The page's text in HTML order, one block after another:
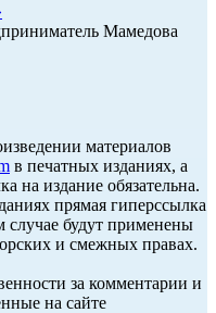
Мамедова
материалов
в печатных изданиях, а
на издание обязательна.
прямая гиперссылка
случае будут применены
и смежных правах.
за комментарии и
на сайте